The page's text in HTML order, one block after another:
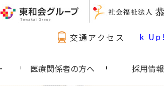
交通アクセス
最新情報 Pick Up!
医療関係者の方へ 採用情報